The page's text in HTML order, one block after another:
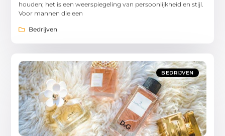
houden; het is een weerspiegeling van persoonlijkheid en stijl.
Voor mannen die een
Bedrijven
BEDRIJVEN